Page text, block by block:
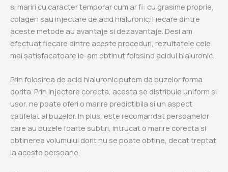
si mariri cu caracter temporar cum ar fi: cu grasime proprie,
colagen sau injectare de acid hialuronic. Fiecare dintre
aceste metode au avantaje si dezavantaje. Desi am
efectuat fiecare dintre aceste proceduri, rezultatele cele
mai satisfacatoare le-am obtinut folosind acidul hialuronic.
Prin folosirea de acid hialuronic putem da buzelor forma
dorita. Prin injectare corecta, acesta se distribuie uniform si
usor, ne poate oferi o marire predictibila si un aspect
catifelat al buzelor. In plus, este recomandat persoanelor
care au buzele foarte subtiri, intrucat o marire corecta si
obtinerea volumului dorit nu se poate obtine, decat treptat
la aceste persoane.